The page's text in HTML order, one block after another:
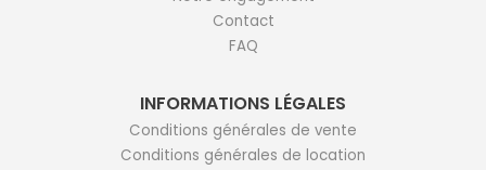
Contact
FAQ
INFORMATIONS LÉGALES
Conditions générales de vente
Conditions générales de location